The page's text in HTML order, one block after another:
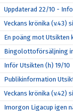
Uppdaterad 22/10 -
Veckans krönika (v.43)
En poäng mot Utsikten
Bingolottoförsäljning
Inför Utsikten (h) 19/10
Publikinformation
Veckans krönika (v.42)
Imorgon Ligacup igen